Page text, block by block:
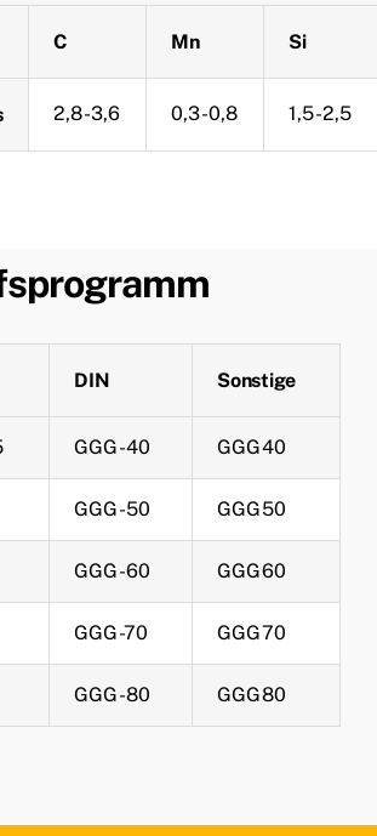
C Mn Si
2,8-3,6 0,3-0,8 1,5-2,5
DIN Sonstige
GGG-40 GGG40
GGG-50 GGG50
GGG-60 GGG60
GGG-70 GGG70
GGG-80 GGG80